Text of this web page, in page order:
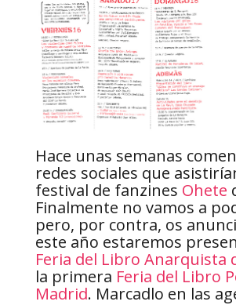
Hace unas semanas
redes sociales que
festival de fanzines Ohete
Finalmente no vamos a
pero, por contra, os
este año estaremos
Feria del Libro Anarquista
la primera Feria del Libro
Madrid. Marcadlo en las